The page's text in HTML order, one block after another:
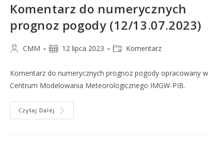
Komentarz do numerycznych
prognoz pogody (12/13.07.2023)
CMM 12 lipca 2023 Komentarz
Komentarz do numerycznych prognoz pogody opracowany w
Centrum Modelowania Meteorologicznego IMGW-PIB.
Czytaj Dalej